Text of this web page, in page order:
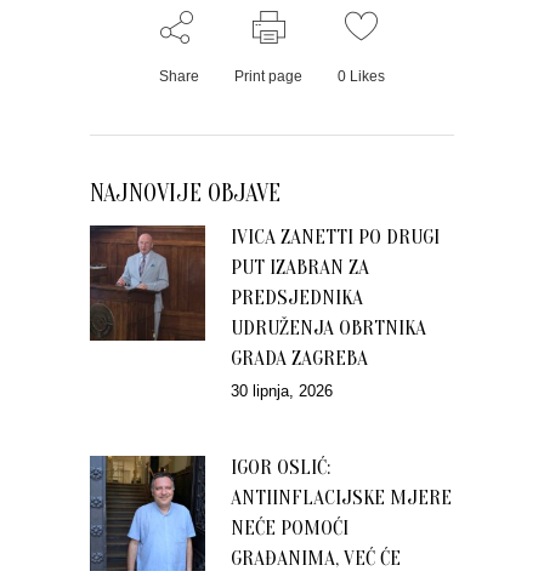
Share Print page 0 Likes
NAJNOVIJE OBJAVE
IVICA ZANETTI PO DRUGI
PUT IZABRAN ZA
PREDSJEDNIKA
UDRUŽENJA OBRTNIKA
GRADA ZAGREBA
30 lipnja, 2026
IGOR OSLIĆ:
ANTIINFLACIJSKE MJERE
NEĆE POMOĆI
GRAĐANIMA, VEĆ ĆE